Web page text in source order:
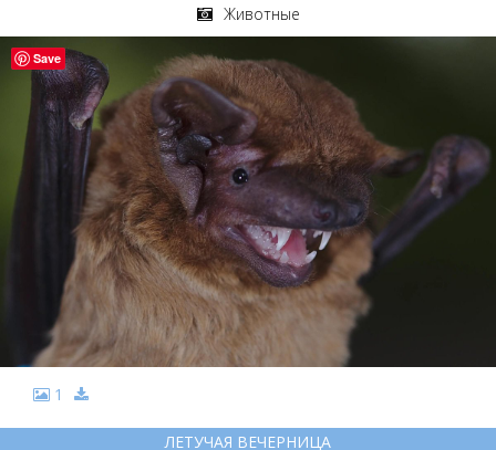
Животные
1
ЛЕТУЧАЯ ВЕЧЕРНИЦА
Save